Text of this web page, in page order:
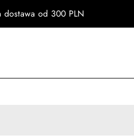
dostawa od 300 PLN